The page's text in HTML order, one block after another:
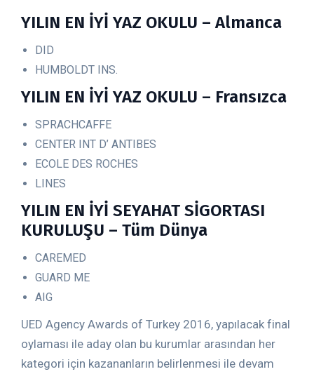
YILIN EN İYİ YAZ OKULU – Almanca
DID
HUMBOLDT INS.
YILIN EN İYİ YAZ OKULU – Fransızca
SPRACHCAFFE
CENTER INT D’ ANTIBES
ECOLE DES ROCHES
LINES
YILIN EN İYİ SEYAHAT SİGORTASI
KURULUŞU – Tüm Dünya
CAREMED
GUARD ME
AIG
UED Agency Awards of Turkey 2016, yapılacak final
oylaması ile aday olan bu kurumlar arasından her
kategori için kazananların belirlenmesi ile devam